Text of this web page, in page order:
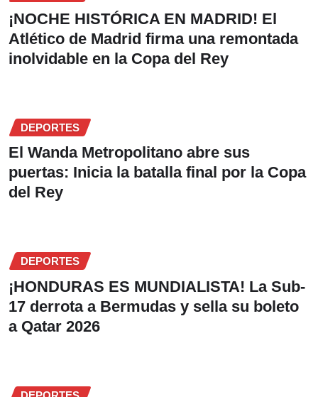
¡NOCHE HISTÓRICA EN MADRID! El
Atlético de Madrid firma una remontada
inolvidable en la Copa del Rey
DEPORTES
El Wanda Metropolitano abre sus
puertas: Inicia la batalla final por la Copa
del Rey
DEPORTES
¡HONDURAS ES MUNDIALISTA! La Sub-
17 derrota a Bermudas y sella su boleto
a Qatar 2026